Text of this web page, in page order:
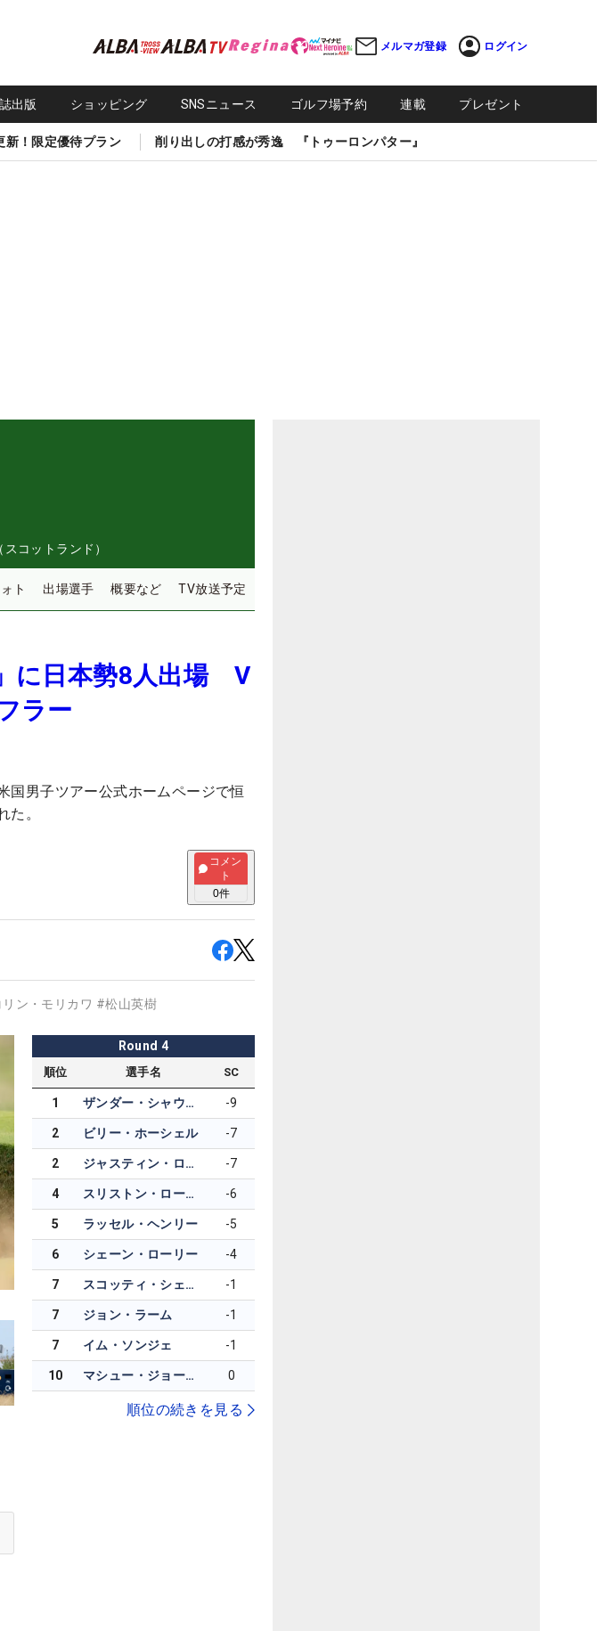
メルマガ登録 ログイン
出版 ショッピング SNSニュース ゴルフ場予約 連載 プレゼント
新！限定優待プラン 削り出しの打感が秀逸 『トゥーロンパター』
コットランド）
ト 出場選手 概要など TV放送予定
に日本勢8人出場 V
ラー
国男子ツアー公式ホームページで恒
。
コメン
ト
0件
リン・モリカワ #松山英樹
Round 4
順位 選手名 SC
1 ザンダー・シャウフェレ -9
2 ビリー・ホーシェル -7
2 ジャスティン・ローズ -7
4 スリストン・ローレンス -6
5 ラッセル・ヘンリー -5
6 シェーン・ローリー -4
7 スコッティ・シェフラー -1
7 ジョン・ラーム -1
7 イム・ソンジェ -1
10 マシュー・ジョーダン 0
順位の続きを見る